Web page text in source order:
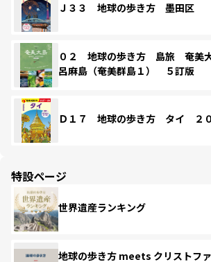
Ｊ３３ 地球の歩き方 墨田区
０２ 地球の歩き方 島旅 奄美
呂麻島（奄美群島１） ５訂版
Ｄ１７ 地球の歩き方 タイ ２０
特設ページ
世界遺産ランキング
地球の歩き方 meets クリストフ